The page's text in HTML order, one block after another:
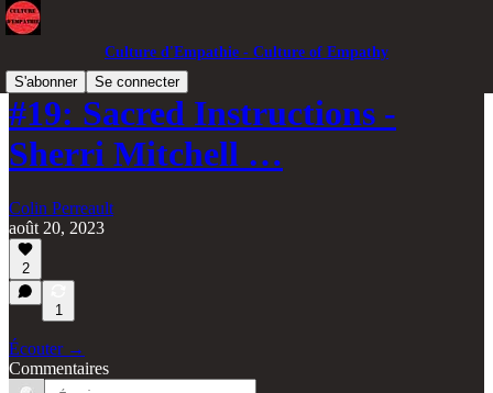
Culture d'Empathie - Culture of Empathy
S'abonner
Se connecter
#19: Sacred Instructions -
Sherri Mitchell …
Colin Perreault
août 20, 2023
2
1
Écouter →
Commentaires